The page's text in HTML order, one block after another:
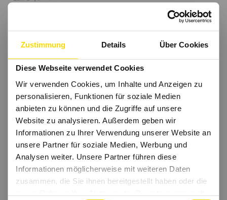
Zustimmung Details Über Cookies
Diese Webseite verwendet Cookies
Wir verwenden Cookies, um Inhalte und Anzeigen zu
personalisieren, Funktionen für soziale Medien
anbieten zu können und die Zugriffe auf unsere
Website zu analysieren. Außerdem geben wir
Informationen zu Ihrer Verwendung unserer Website an
unsere Partner für soziale Medien, Werbung und
Analysen weiter. Unsere Partner führen diese
Informationen möglicherweise mit weiteren Daten
zusammen, die Sie ihnen bereitgestellt haben oder die